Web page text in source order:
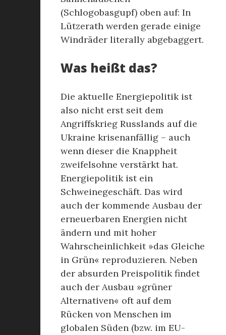
(Schlogobasgupf) oben auf: In
Lützerath werden gerade einige
Windräder literally abgebaggert.
Was heißt das?
Die aktuelle Energiepolitik ist
also nicht erst seit dem
Angriffskrieg Russlands auf die
Ukraine krisenanfällig – auch
wenn dieser die Knappheit
zweifelsohne verstärkt hat.
Energiepolitik ist ein
Schweinegeschäft. Das wird
auch der kommende Ausbau der
erneuerbaren Energien nicht
ändern und mit hoher
Wahrscheinlichkeit »das Gleiche
in Grün« reproduzieren. Neben
der absurden Preispolitik findet
auch der Ausbau »grüner
Alternativen« oft auf dem
Rücken von Menschen im
globalen Süden (bzw. im EU-